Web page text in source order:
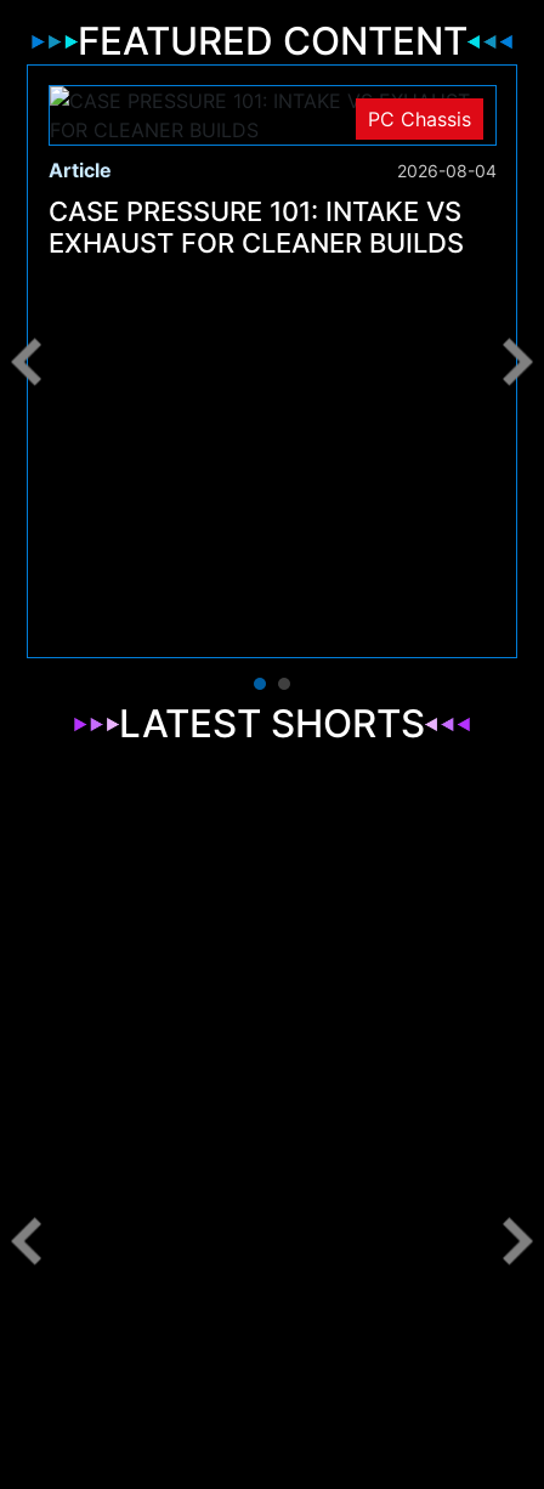
FEATURED CONTENT
PC Chassis
Article 2026-08-04
CASE PRESSURE 101: INTAKE VS
EXHAUST FOR CLEANER BUILDS
LATEST SHORTS